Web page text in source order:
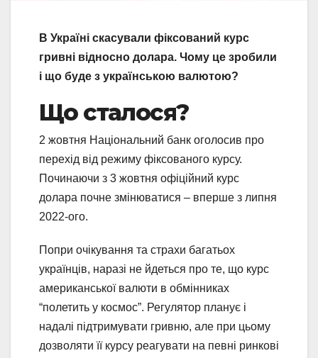
В Україні скасували фіксований курс
гривні відносно долара. Чому це зробили
і що буде з українською валютою?
Що сталося?
2 жовтня Національний банк оголосив про
перехід від режиму фіксованого курсу.
Починаючи з 3 жовтня офіційний курс
долара почне змінюватися – вперше з липня
2022-ого.
Попри очікування та страхи багатьох
українців, наразі не йдеться про те, що курс
американської валюти в обмінниках
“полетить у космос”. Регулятор планує і
надалі підтримувати гривню, але при цьому
дозволяти її курсу реагувати на певні ринкові